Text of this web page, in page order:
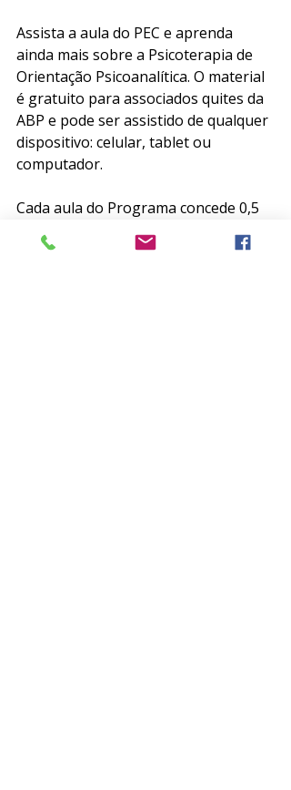
Assista a aula do PEC e aprenda
ainda mais sobre a Psicoterapia de
Orientação Psicoanalítica. O material
é gratuito para associados quites da
ABP e pode ser assistido de qualquer
dispositivo: celular, tablet ou
computador.
Cada aula do Programa concede 0,5
ponto para a Prova de Título de
Especialista em Psiquiatria AMB/ABP.